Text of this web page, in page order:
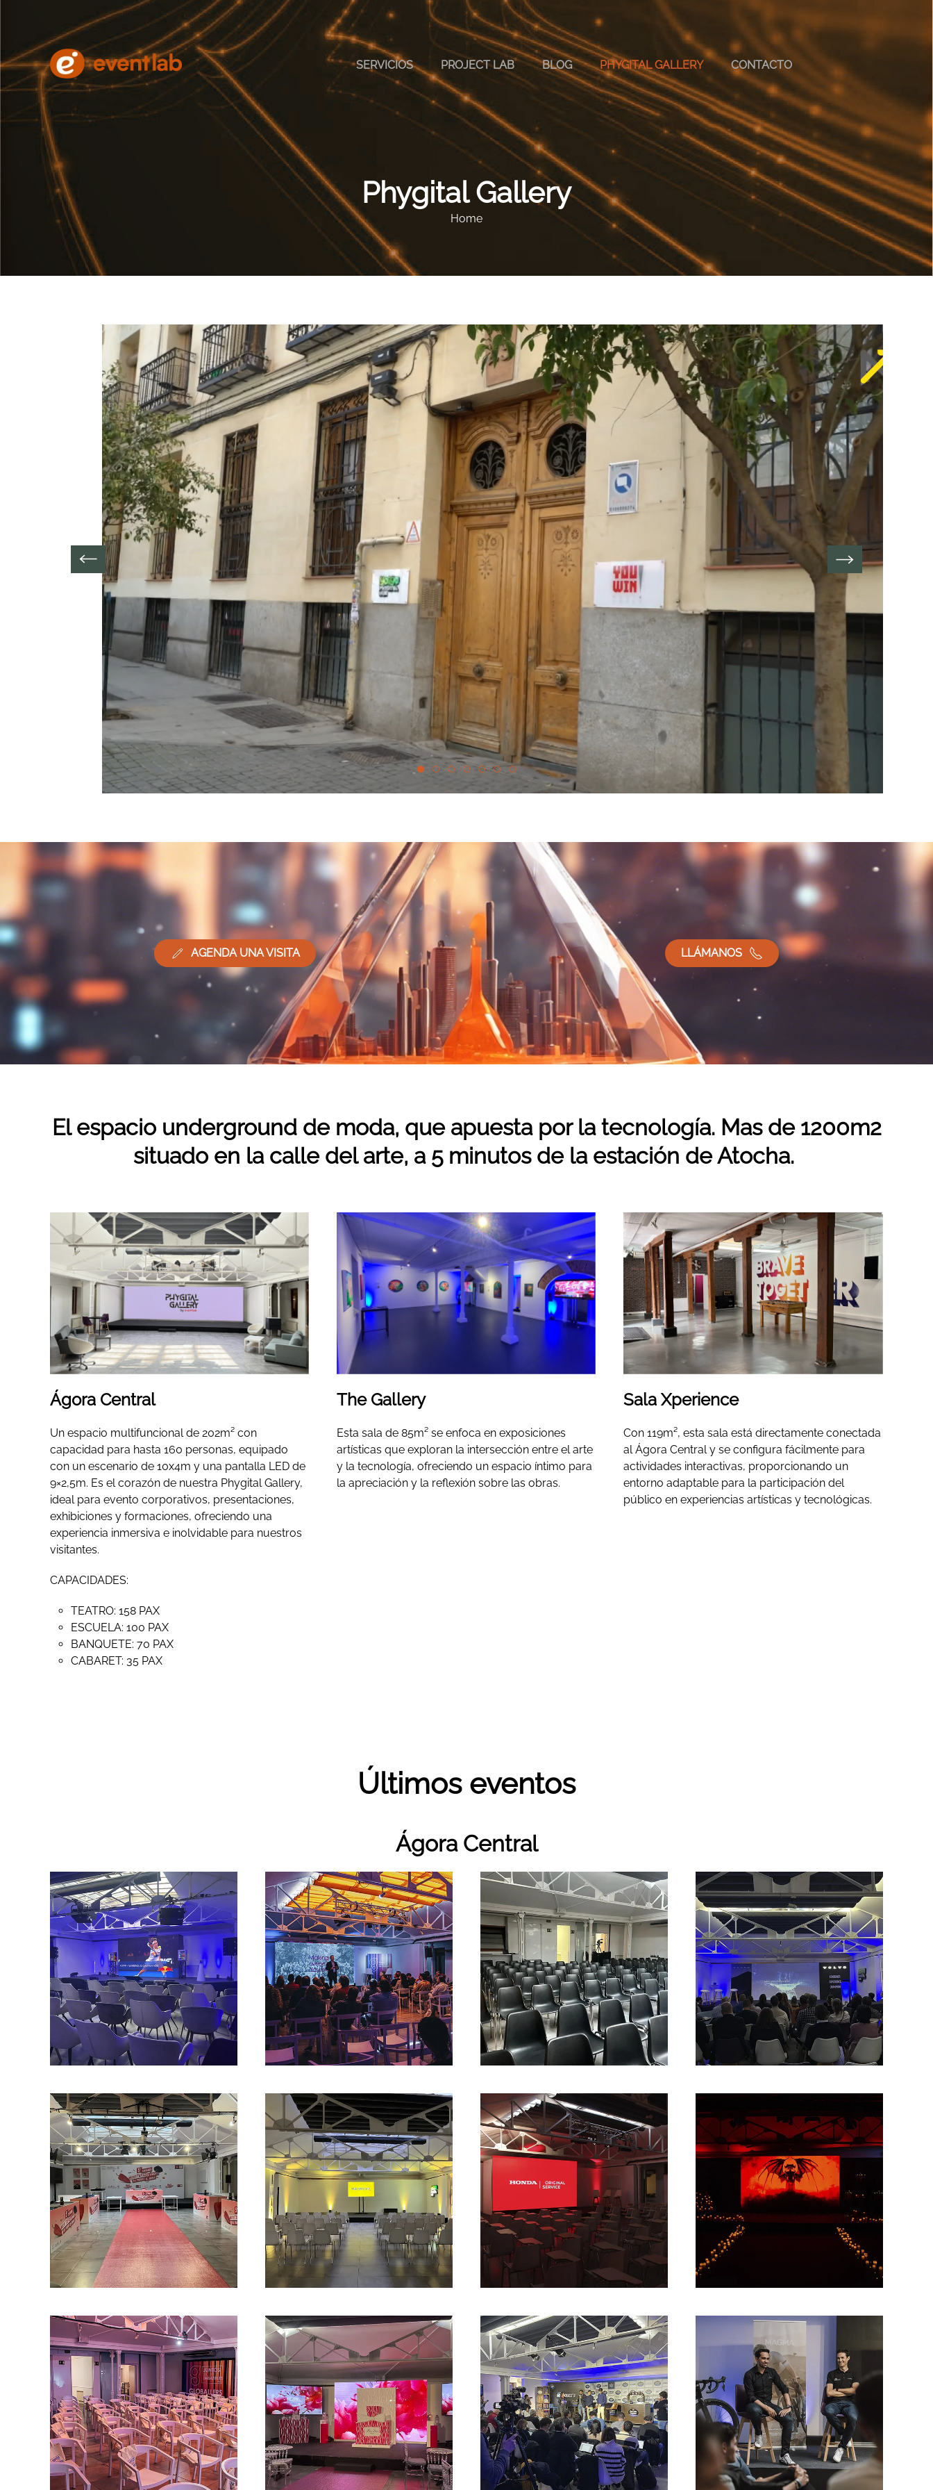
Skip to main content
SERVICIOS
PROJECT LAB BLOG PHYGITAL GALLERY CONTACTO
Phygital Gallery
Home
AGENDA UNA VISITA LLÁMANOS
El espacio underground de moda, que apuesta por la tecnología. Mas de 1200m2
situado en la calle del arte, a 5 minutos de la estación de Atocha.
Ágora Central
Un espacio multifuncional de 202m² con
capacidad para hasta 160 personas, equipado
con un escenario de 10x4m y una pantalla LED de
9×2,5m. Es el corazón de nuestra Phygital Gallery,
ideal para evento corporativos, presentaciones,
exhibiciones y formaciones, ofreciendo una
experiencia inmersiva e inolvidable para nuestros
visitantes.
CAPACIDADES:
TEATRO: 158 PAX
ESCUELA: 100 PAX
BANQUETE: 70 PAX
CABARET: 35 PAX
The Gallery
Esta sala de 85m² se enfoca en exposiciones
artísticas que exploran la intersección entre el arte
y la tecnología, ofreciendo un espacio íntimo para
la apreciación y la reflexión sobre las obras.
Sala Xperience
Con 119m², esta sala está directamente conectada
al Ágora Central y se configura fácilmente para
actividades interactivas, proporcionando un
entorno adaptable para la participación del
público en experiencias artísticas y tecnológicas.
Últimos eventos
Ágora Central